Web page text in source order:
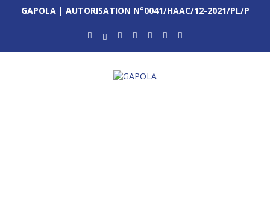
GAPOLA | AUTORISATION N°0041/HAAC/12-2021/PL/P